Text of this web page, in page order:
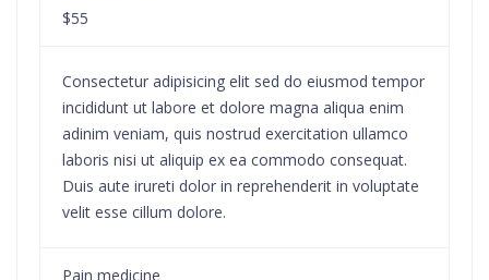
$55
Consectetur adipisicing elit sed do eiusmod tempor
incididunt ut labore et dolore magna aliqua enim
adinim veniam, quis nostrud exercitation ullamco
laboris nisi ut aliquip ex ea commodo consequat.
Duis aute irureti dolor in reprehenderit in voluptate
velit esse cillum dolore.
Pain medicine